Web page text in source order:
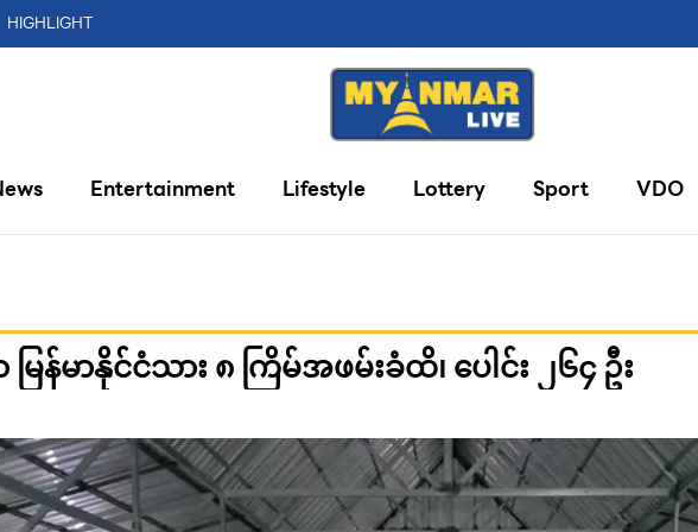
HIGHLIGHT
Entertainment Lifestyle Lottery Sport VDO
ြန်မာနိုင်ငံသား ၈ ကြိမ်အဖမ်းခံထိ၊ ပေါင်း ၂၆၄ ဦး